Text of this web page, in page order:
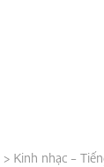
> Kinh nhạc –